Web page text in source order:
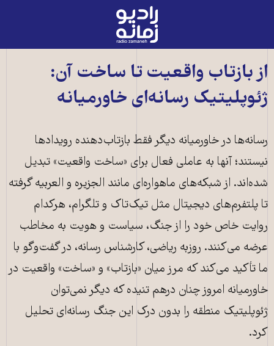
رادیو
زمانه
صفحه
اصلی
از بازتاب واقعیت تا ساخت آن:
ژئوپلیتیک رسانه‌ای خاورمیانه
رسانه‌ها در خاورمیانه دیگر فقط بازتاب‌دهنده رویدادها
نیستند؛ آنها به عاملی فعال برای «ساخت واقعیت» تبدیل
شده‌اند. از شبکه‌های ماهواره‌ای مانند الجزیره و العربیه گرفته
تا پلتفرم‌های دیجیتال مثل تیک‌تاک و تلگرام، هرکدام
روایت خاص خود را از جنگ، سیاست و هویت به مخاطب
عرضه می‌کنند. روزبه ریاضی، کارشناس رسانه، در گفت‌وگو با
ما تأکید می‌کند که مرز میان «بازتاب» و «ساخت» واقعیت در
خاورمیانه امروز چنان درهم تنیده که دیگر نمی‌توان
ژئوپلیتیک منطقه را بدون درک این جنگ رسانه‌ای تحلیل
کرد.